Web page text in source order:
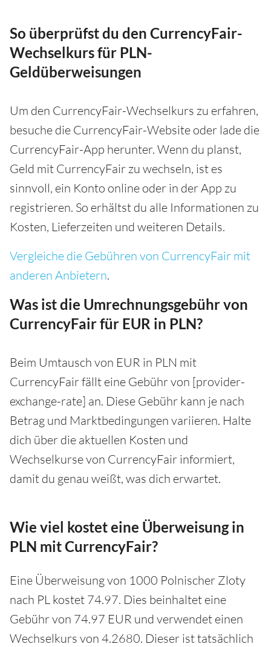
So überprüfst du den CurrencyFair-
Wechselkurs für PLN-
Geldüberweisungen
Um den CurrencyFair-Wechselkurs zu erfahren,
besuche die CurrencyFair-Website oder lade die
CurrencyFair-App herunter. Wenn du planst,
Geld mit CurrencyFair zu wechseln, ist es
sinnvoll, ein Konto online oder in der App zu
registrieren. So erhältst du alle Informationen zu
Kosten, Lieferzeiten und weiteren Details.
Vergleiche die Gebühren von CurrencyFair mit
anderen Anbietern.
Was ist die Umrechnungsgebühr von
CurrencyFair für EUR in PLN?
Beim Umtausch von EUR in PLN mit
CurrencyFair fällt eine Gebühr von [provider-
exchange-rate] an. Diese Gebühr kann je nach
Betrag und Marktbedingungen variieren. Halte
dich über die aktuellen Kosten und
Wechselkurse von CurrencyFair informiert,
damit du genau weißt, was dich erwartet.
Wie viel kostet eine Überweisung in
PLN mit CurrencyFair?
Eine Überweisung von 1000 Polnischer Zloty
nach PL kostet 74.97. Dies beinhaltet eine
Gebühr von 74.97 EUR und verwendet einen
Wechselkurs von 4.2680. Dieser ist tatsächlich